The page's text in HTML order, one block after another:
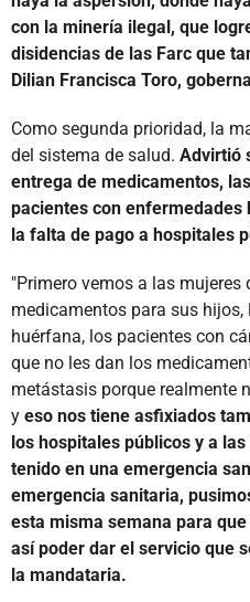
con la minería ilegal, que
disidencias de las Farc que
Dilian Francisca Toro,
Como segunda prioridad, la
del sistema de salud. Advirtió
entrega de medicamentos,
pacientes con enfermedades
la falta de pago a hospitales
"Primero vemos a las mujeres
medicamentos para sus
huérfana, los pacientes con
que no les dan los
metástasis porque realmente
y eso nos tiene asfixiados
los hospitales públicos y a
tenido en una emergencia
emergencia sanitaria,
esta misma semana para
así poder dar el servicio que
la mandataria.